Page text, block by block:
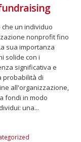
un individuo
nonprofit fino
sua importanza
solide con i
significativa e
probabilità di
all'organizzazione,
fondi in modo
una...